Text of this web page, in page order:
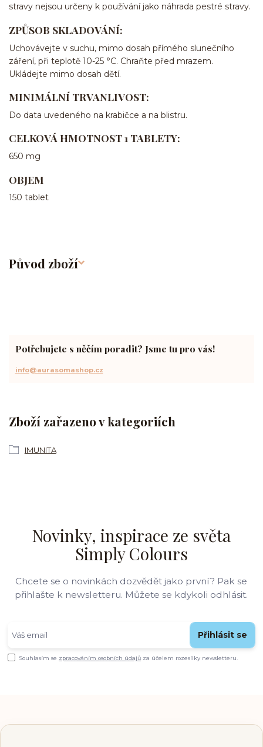
stravy nejsou určeny k používání jako náhrada pestré stravy.
ZPŮSOB SKLADOVÁNÍ:
Uchovávejte v suchu, mimo dosah přímého slunečního
záření, při teplotě 10-25 °C. Chraňte před mrazem.
Ukládejte mimo dosah dětí.
MINIMÁLNÍ TRVANLIVOST:
Do data uvedeného na krabičce a na blistru.
CELKOVÁ HMOTNOST 1 TABLETY:
650 mg
OBJEM
150 tablet
Původ zboží
Zboží zařazeno v kategoriích
IMUNITA
Potřebujete s něčím poradit? Jsme tu pro vás!
info@aurasomashop.cz
Novinky, inspirace ze světa
Simply Colours
Chcete se o novinkách dozvědět jako první? Pak se
přihlašte k newsletteru. Můžete se kdykoli odhlásit.
Přihlásit se
Souhlasím se zpracováním osobních údajů za účelem rozesílky newsletteru.